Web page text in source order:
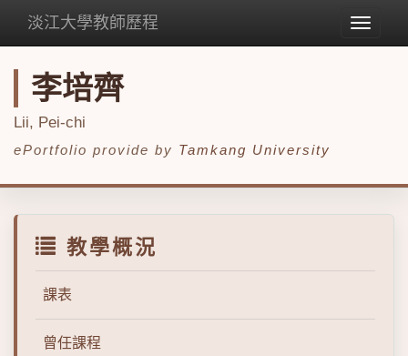
Toggle
淡江大學教師歷程
李培齊
Lii, Pei-chi
ePortfolio provide by Tamkang University
教學概況
課表
曾任課程